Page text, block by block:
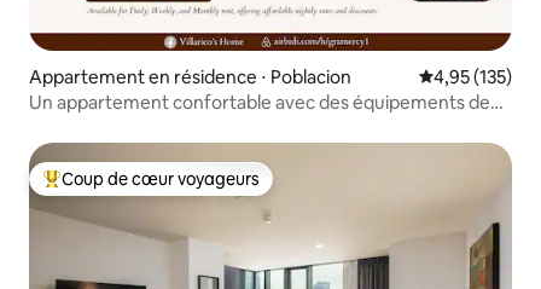
Appartement en résidence ⋅ Poblacion Évaluation
4,95 (135)
Un appartement confortable avec des équipements de
Coups de cœur voyageurs les plus appréciés
Coup de cœur voyageurs